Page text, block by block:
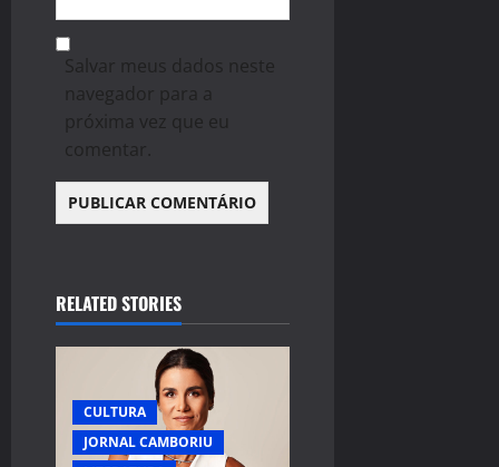
Salvar meus dados neste
navegador para a
próxima vez que eu
comentar.
RELATED STORIES
CULTURA
JORNAL CAMBORIU